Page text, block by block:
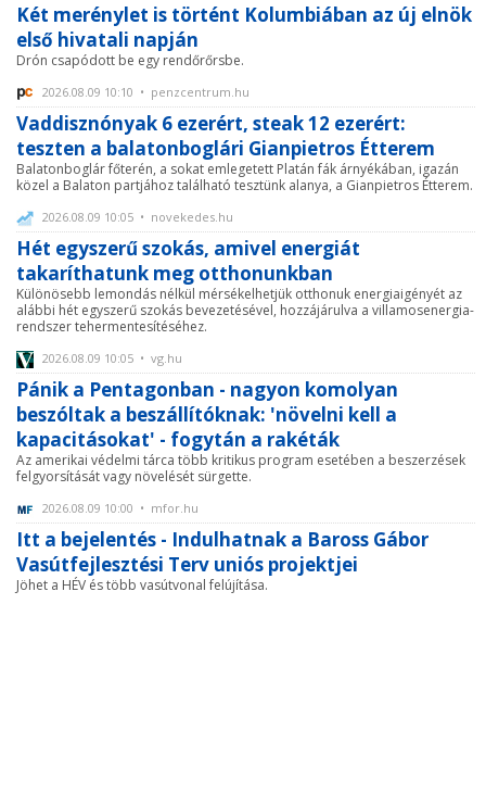
Két merénylet is történt Kolumbiában az új elnök
első hivatali napján
Drón csapódott be egy rendőrőrsbe.
2026.08.09 10:10 • penzcentrum.hu
Vaddisznónyak 6 ezerért, steak 12 ezerért:
teszten a balatonboglári Gianpietros Étterem
Balatonboglár főterén, a sokat emlegetett Platán fák árnyékában, igazán
közel a Balaton partjához található tesztünk alanya, a Gianpietros Étterem.
2026.08.09 10:05 • novekedes.hu
Hét egyszerű szokás, amivel energiát
takaríthatunk meg otthonunkban
Különösebb lemondás nélkül mérsékelhetjük otthonuk energiaigényét az
alábbi hét egyszerű szokás bevezetésével, hozzájárulva a villamosenergia-
rendszer tehermentesítéséhez.
2026.08.09 10:05 • vg.hu
Pánik a Pentagonban - nagyon komolyan
beszóltak a beszállítóknak: 'növelni kell a
kapacitásokat' - fogytán a rakéták
Az amerikai védelmi tárca több kritikus program esetében a beszerzések
felgyorsítását vagy növelését sürgette.
2026.08.09 10:00 • mfor.hu
Itt a bejelentés - Indulhatnak a Baross Gábor
Vasútfejlesztési Terv uniós projektjei
Jöhet a HÉV és több vasútvonal felújítása.